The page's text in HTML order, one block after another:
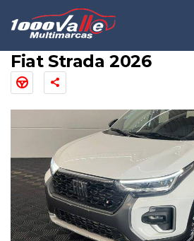
Fiat Strada 2026